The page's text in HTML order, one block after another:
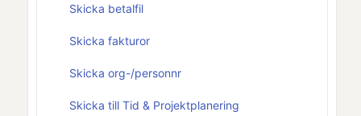
Skicka betalfil
Skicka fakturor
Skicka org-/personnr
Skicka till Tid & Projektplanering